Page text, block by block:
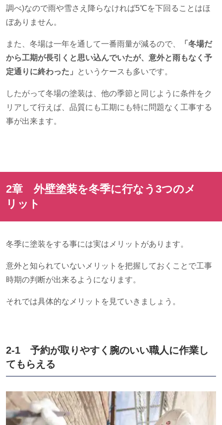
調べ)なので雨や雪さえ降らなければ5℃を下回ることはほ
ぼありません。
また、冬場は一年を通して一番雨量が減るので、
「冬場だ
から工期が長引くと思い込んでいたが、意外と雨もなく予
定通りに終わった」
というケースも多いです。
したがって冬場の塗装は、他の季節と同じように条件をク
リアして行えば、品質にも工期にも特に問題なく工事する
事が出来ます。
2章 外壁塗装を冬季に行なう 3つのメ
リット
冬季に塗装をする事には実はメリットがあります。
意外と知られていないメリットを把握しておくことで工事
時期の判断が出来るようになります。
それでは具体的なメリットを見ていきましょう。
2-1 予約が取りやすく腕のいい職人に作業し
てもらえる